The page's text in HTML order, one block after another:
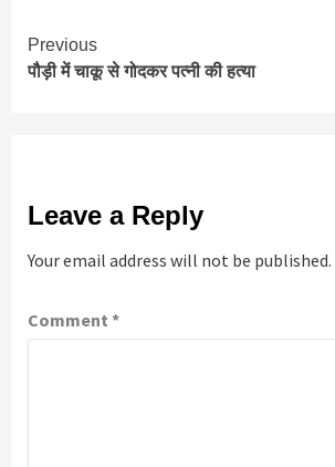
Continue
Reading
Previous
पौड़ी में चाकू से गोदकर पत्नी की हत्या
Leave a Reply
Your email address will not be published.
Comment *